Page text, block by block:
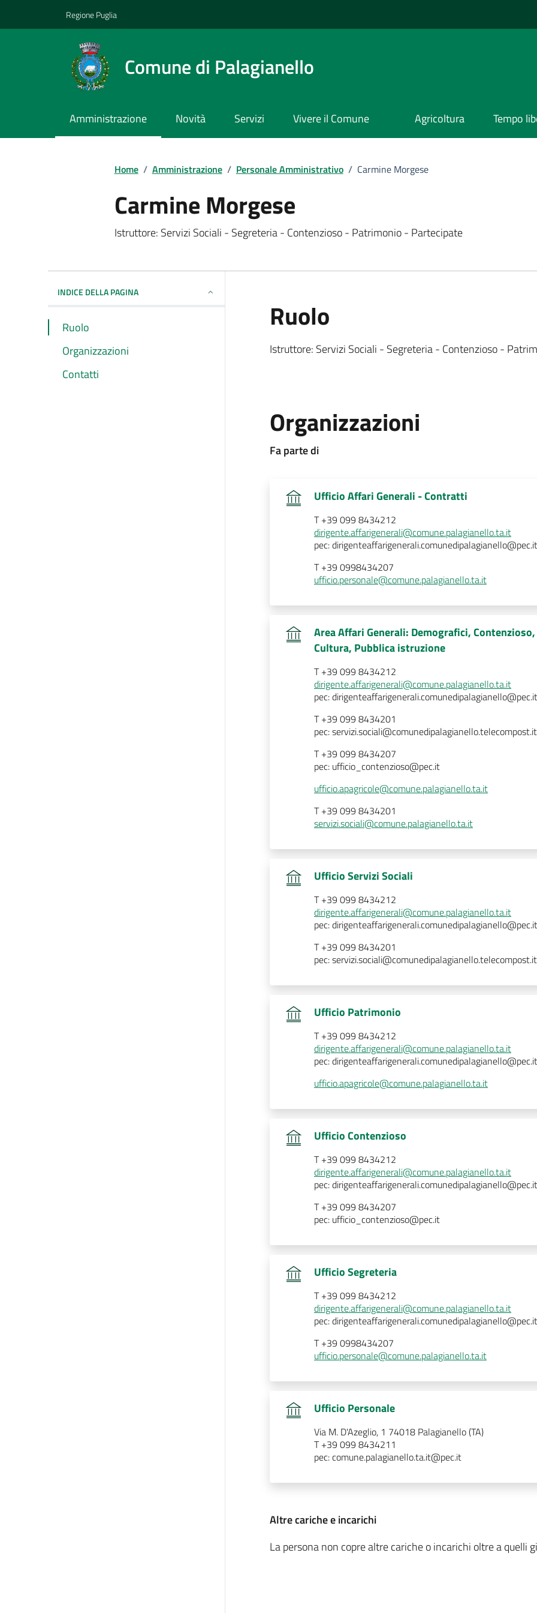
Regione Puglia
Comune di Palagianello
Amministrazione Novità Servizi Vivere il Comune Agricoltura Tempo
Home / Amministrazione / Personale Amministrativo / Carmine Morgese
Carmine Morgese.
Istruttore: Servizi Sociali - Segreteria - Contenzioso - Patrimonio - Partecipate.
INDICE DELLA PAGINA
Ruolo
Organizzazioni
Contatti
Ruolo:
Istruttore: Servizi Sociali - Segreteria - Contenzioso -
Organizzazioni
Fa parte di:
Ufficio Affari Generali - Contratti.
T +39 099 8434212
dirigente.affarigenerali@comune.palagianello.ta.it
pec: dirigenteaffarigenerali.comunedipalagianello@pec.it
T +39 0998434207
ufficio.personale@comune.palagianello.ta.it
Area Affari Generali: Demografici,
Cultura, Pubblica istruzione.
T +39 099 8434212
dirigente.affarigenerali@comune.palagianello.ta.it
pec: dirigenteaffarigenerali.comunedipalagianello@pec.it
T +39 099 8434201
pec: servizi.sociali@comunedipalagianello.telecompost.it
T +39 099 8434207
pec: ufficio_contenzioso@pec.it
ufficio.apagricole@comune.palagianello.ta.it
T +39 099 8434201
servizi.sociali@comune.palagianello.ta.it
Ufficio Servizi Sociali.
T +39 099 8434212
dirigente.affarigenerali@comune.palagianello.ta.it
pec: dirigenteaffarigenerali.comunedipalagianello@pec.it
T +39 099 8434201
pec: servizi.sociali@comunedipalagianello.telecompost.it
Ufficio Patrimonio.
T +39 099 8434212
dirigente.affarigenerali@comune.palagianello.ta.it
pec: dirigenteaffarigenerali.comunedipalagianello@pec.it
ufficio.apagricole@comune.palagianello.ta.it
Ufficio Contenzioso.
T +39 099 8434212
dirigente.affarigenerali@comune.palagianello.ta.it
pec: dirigenteaffarigenerali.comunedipalagianello@pec.it
T +39 099 8434207
pec: ufficio_contenzioso@pec.it
Ufficio Segreteria.
T +39 099 8434212
dirigente.affarigenerali@comune.palagianello.ta.it
pec: dirigenteaffarigenerali.comunedipalagianello@pec.it
T +39 0998434207
ufficio.personale@comune.palagianello.ta.it
Ufficio Personale.
Via M. D'Azeglio, 1 74018 Palagianello (TA)
T +39 099 8434211
pec: comune.palagianello.ta.it@pec.it
Altre cariche e incarichi:
La persona non copre altre cariche o incarichi oltre a quelli